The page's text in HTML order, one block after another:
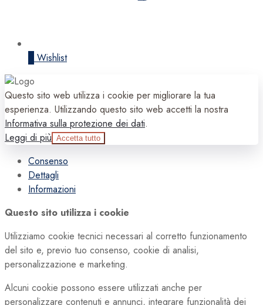
Wishlist
Questo sito web utilizza i cookie per migliorare la tua
esperienza. Utilizzando questo sito web accetti la nostra
Informativa sulla protezione dei dati.
Leggi di più Accetta tutto
Consenso
Dettagli
Informazioni
Questo sito utilizza i cookie
Utilizziamo cookie tecnici necessari al corretto funzionamento
del sito e, previo tuo consenso, cookie di analisi,
personalizzazione e marketing.
Alcuni cookie possono essere utilizzati anche per
personalizzare contenuti e annunci, integrare funzionalità dei